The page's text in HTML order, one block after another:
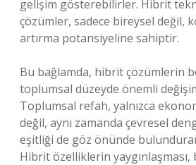
gelişim gösterebilirler. Hibrit
çözümler, sadece bireysel değil,
artırma potansiyeline sahiptir.
Bu bağlamda, hibrit çözümlerin
toplumsal düzeyde önemli
Toplumsal refah, yalnızca
değil, aynı zamanda çevresel
eşitliği de göz önünde
Hibrit özelliklerin yaygınlaşması,